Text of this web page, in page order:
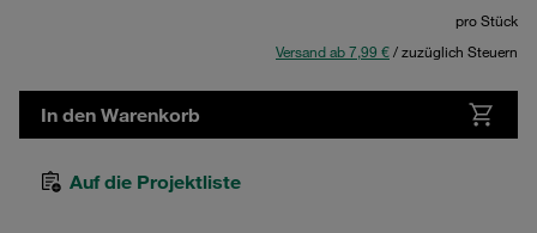
pro Stück
Versand ab 7,99 €/ zuzüglich Steuern
In den Warenkorb
Auf die Projektliste